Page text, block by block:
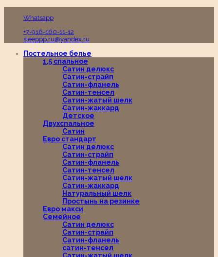
Whatsapp
+7-916-160-11-12
sleeppp.ru@yandex.ru
Постельное белье
1,5 спальное
Сатин делюкс
Сатин-страйп
Сатин-фланель
Сатин-тенсел
Сатин-жатый шелк
Сатин-жаккард
Детское
Двухспальное
Сатин
Евро стандарт
Сатин делюкс
Сатин-страйп
Сатин-фланель
Сатин-тенсел
Сатин-жатый шелк
Сатин-жаккард
Натуральный шелк
Простынь на резинке
Евро макси
Семейное
Сатин делюкс
Сатин-страйп
Сатин-фланель
сатин-тенсел